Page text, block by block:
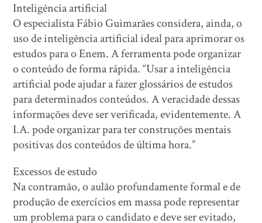
Inteligência artificial
O especialista Fábio Guimarães considera, ainda, o
uso de inteligência artificial ideal para aprimorar os
estudos para o Enem. A ferramenta pode organizar
o conteúdo de forma rápida. “Usar a inteligência
artificial pode ajudar a fazer glossários de estudos
para determinados conteúdos. A veracidade dessas
informações deve ser verificada, evidentemente. A
I.A. pode organizar para ter construções mentais
positivas dos conteúdos de última hora.”
Excessos de estudo
Na contramão, o aulão profundamente formal e de
produção de exercícios em massa pode representar
um problema para o candidato e deve ser evitado,